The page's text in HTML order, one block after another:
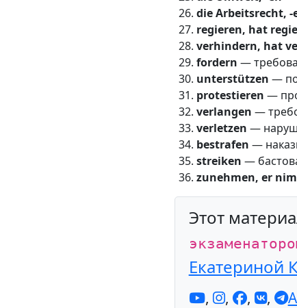
die Arbeitsrecht, -
regieren, hat
verhindern, hat
fordern —
unterstützen —
protestieren —
verlangen —
verletzen —
bestrafen —
streiken —
zunehmen, er
Этот
Екатериной
, , , ,